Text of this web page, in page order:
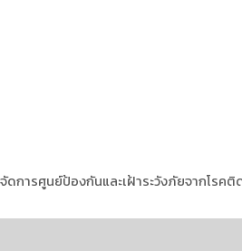
รศูนย์ป้องกันและเฝ้าระวังภัยจากโรคติด